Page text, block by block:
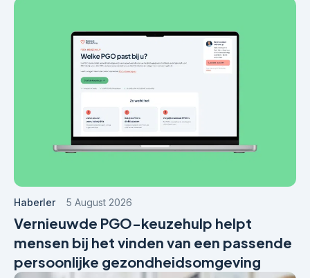
Haberler 5 August 2026
Vernieuwde PGO-keuzehulp helpt
mensen bij het vinden van een passende
persoonlijke gezondheidsomgeving